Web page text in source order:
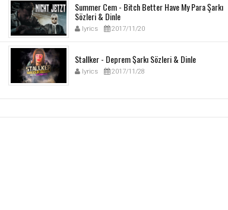
Summer Cem - Bitch Better Have My Para Şarkı
Sözleri & Dinle
lyrics 2017/11/20
Stallker - Deprem Şarkı Sözleri & Dinle
lyrics 2017/11/28